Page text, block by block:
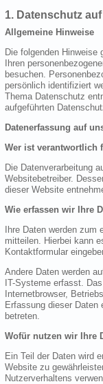
1. Datenschutz
Allgemeine Hinweise
Die folgenden Hinweise
Ihren
besuchen.
persönlich identifiziert
Thema Datenschutz
aufgeführten
Datenerfassung auf
Wer ist verantwortlich
Die Datenverarbeitung
Websitebetreiber.
dieser Website
Wie erfassen wir Ihre
Ihre Daten werden zum
mitteilen. Hierbei kann
Kontaktformular
Andere Daten werden
IT-Systeme erfasst.
Internetbrowser,
Erfassung dieser Daten
betreten.
Wofür nutzen wir Ihre
Ein Teil der Daten wird
Website zu
Nutzerverhaltens